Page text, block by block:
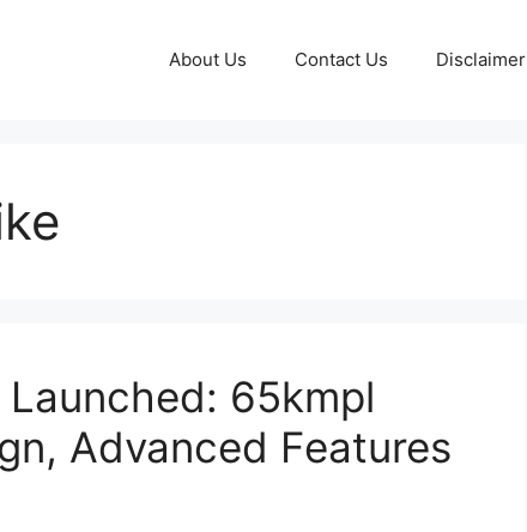
About Us Contact Us Disclaimer
65kmpl
Advanced Features